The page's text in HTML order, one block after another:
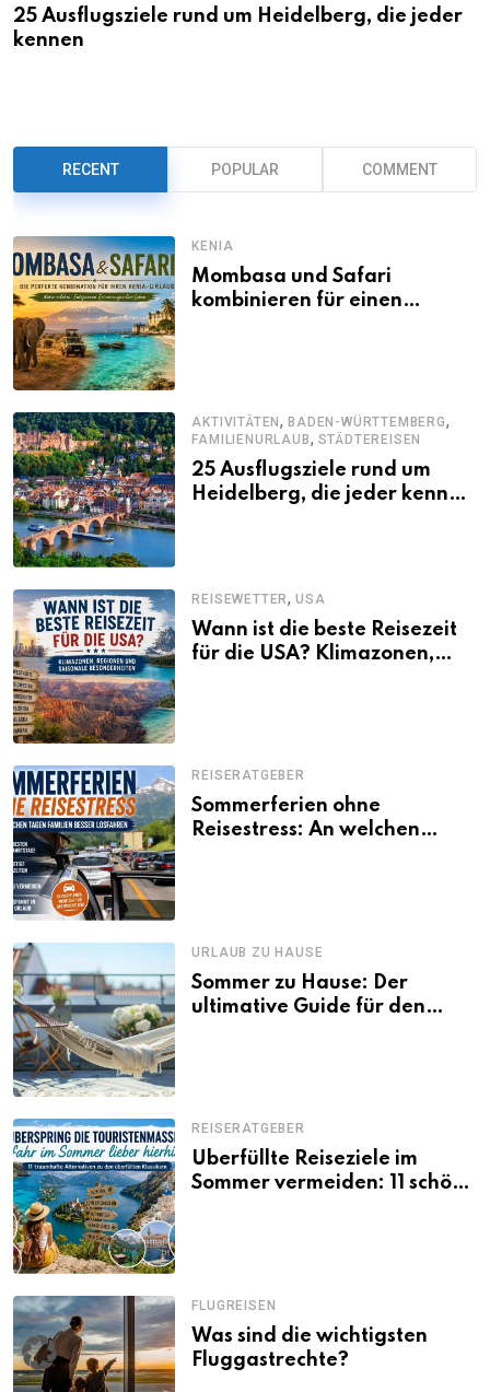
25 Ausflugsziele rund um Heidelberg, die jeder
kennen
RECENT POPULAR COMMENT
KENIA
Mombasa und Safari
kombinieren für einen
AKTIVITÄTEN,BADEN-WÜRTTEMBERG,
FAMILIENURLAUB, STÄDTEREISEN
25 Ausflugsziele rund um
Heidelberg, die jeder kennen
REISEWETTER,USA
Wann ist die beste Reisezeit
für die USA? Klimazonen,
REISERATGEBER
Sommerferien ohne
Reisestress: An welchen
URLAUB ZU HAUSE
Sommer zu Hause: Der
ultimative Guide für den
REISERATGEBER
Überfüllte Reiseziele im
Sommer vermeiden: 11 schöne
FLUGREISEN
Was sind die wichtigsten
Fluggastrechte?